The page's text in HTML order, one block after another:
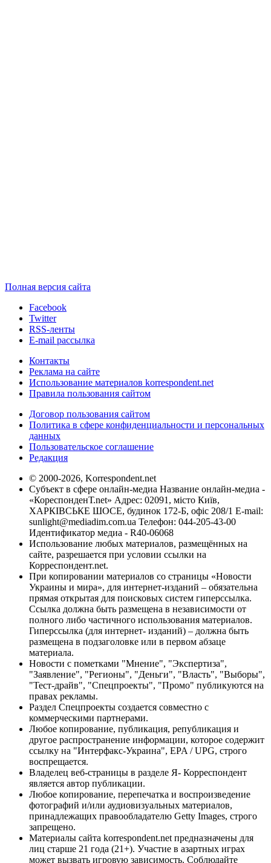
Полная версия сайта
Facebook
Twitter
RSS-ленты
E-mail рассылка
Контакты
Реклама на сайте
Использование материалов korrespondent.net
Правила пользования сайтом
Договор пользования сайтом
Политика в сфере конфиденциальности и персональных
данных
Пользовательское соглашение
Редакция
© 2000-2026, Korrespondent.net
Субъект в сфере онлайн-медиа Название онлайн-медиа -
«КореспонденТ.net» Адрес: 02091, місто Київ,
ХАРКІВСЬКЕ ШОСЕ, будинок 172-Б, офіс 208/1 E-mail:
sunlight@mediadim.com.ua Телефон: 044-205-43-00
Идентификатор медиа - R40-06068
Использование любых материалов, размещённых на
сайте, разрешается при условии ссылки на
Корреспондент.net.
При копировании материалов со страницы «Новости
Украины и мира», для интернет-изданий – обязательна
прямая открытая для поисковых систем гиперссылка.
Ссылка должна быть размещена в независимости от
полного либо частичного использования материалов.
Гиперссылка (для интернет- изданий) – должна быть
размещена в подзаголовке или в первом абзаце
материала.
Новости с пометками "Мнение", "Экспертиза",
"Заявление", "Регионы", "Деньги", "Власть", "Выборы",
"Тест-драйв", "Спецпроекты", "Промо" публикуются на
правах рекламы.
Раздел Спецпроекты создается совместно с
коммерческими партнерами.
Любое копирование, публикация, републикация и
другое распространение информации, которое содержит
ссылку на "Интерфакс-Украина", EPA / UPG, строго
воспрещается.
Владелец веб-страницы в разделе Я- Корреспондент
является автор публикации.
Любое копирование, перепечатка и воспроизведение
фотографий и/или аудиовизуальных материалов,
принадлежащих правообладателю Getty Images, строго
запрещено.
Материалы сайта korrespondent.net предназначены для
лиц старше 21 года (21+). Участие в азартных играх
может вызвать игровую зависимость. Соблюдайте